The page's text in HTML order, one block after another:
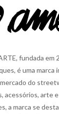
fundada em
é uma marca
do
acessórios, arte
a marca se